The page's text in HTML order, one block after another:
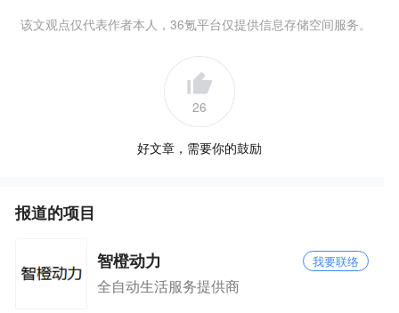
该文观点仅代表作者本人，36氪平台仅提供信息存储空间服务。
26
好文章，需要你的鼓励
报道的项目
智橙动力 我要联络
全自动生活服务提供商